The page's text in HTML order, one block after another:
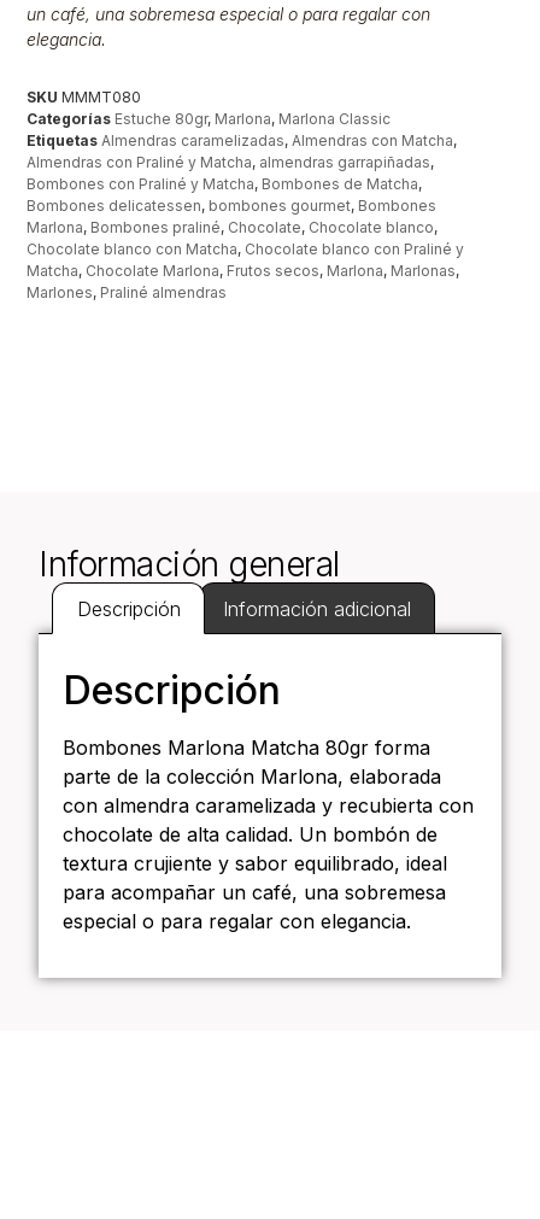
un café, una sobremesa especial o para regalar con
elegancia.
SKUMMMT080
Categorías Estuche 80gr, Marlona, Marlona Classic
Etiquetas Almendras caramelizadas, Almendras con Matcha,
Almendras con Praliné y Matcha, almendras garrapiñadas,
Bombones con Praliné y Matcha, Bombones de Matcha,
Bombones delicatessen, bombones gourmet, Bombones
Marlona, Bombones praliné, Chocolate, Chocolate blanco,
Chocolate blanco con Matcha, Chocolate blanco con Praliné y
Matcha, Chocolate Marlona, Frutos secos, Marlona, Marlonas,
Marlones, Praliné almendras
Información general
Descripción Información adicional
Descripción
Bombones Marlona Matcha 80gr forma
parte de la colección Marlona, elaborada
con almendra caramelizada y recubierta con
chocolate de alta calidad. Un bombón de
textura crujiente y sabor equilibrado, ideal
para acompañar un café, una sobremesa
especial o para regalar con elegancia.